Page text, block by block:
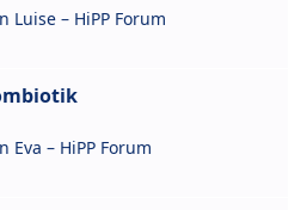
Luise – HiPP Forum
Eva – HiPP Forum